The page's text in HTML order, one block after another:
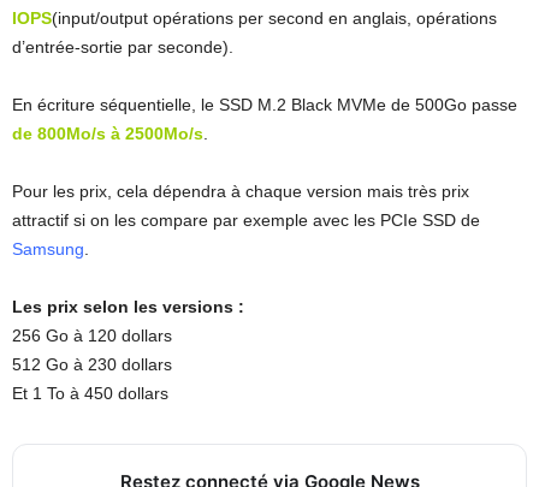
IOPS(input/output opérations per second en anglais, opérations
d’entrée-sortie par seconde).
En écriture séquentielle, le SSD M.2 Black MVMe de 500Go passe
de 800Mo/s à 2500Mo/s
Pour les prix, cela dépendra à chaque version mais très prix
attractif si on les compare par exemple avec les PCIe SSD de
Samsung
Les prix selon les versions :
256 Go à 120 dollars
512 Go à 230 dollars
Et 1 To à 450 dollars
Restez connecté via Google News